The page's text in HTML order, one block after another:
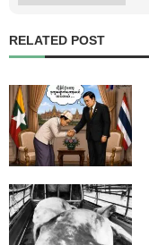
RELATED POST